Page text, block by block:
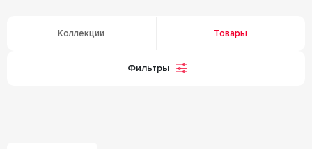
Коллекции Товары
Фильтры